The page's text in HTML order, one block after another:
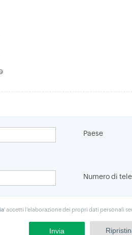
Paese
Numero di
' accetti l’elaborazione dei propri dati personali